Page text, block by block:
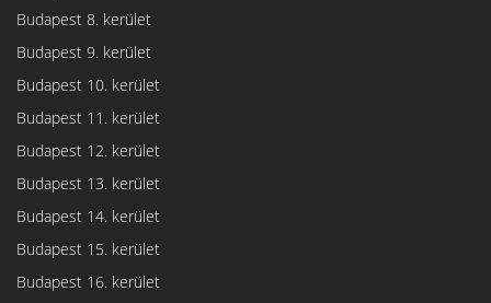
Budapest 8. kerület
Budapest 9. kerület
Budapest 10. kerület
Budapest 11. kerület
Budapest 12. kerület
Budapest 13. kerület
Budapest 14. kerület
Budapest 15. kerület
Budapest 16. kerület